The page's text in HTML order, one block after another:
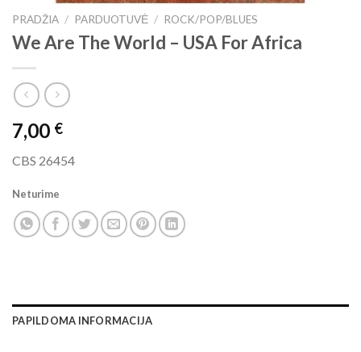
PRADŽIA / PARDUOTUVĖ / ROCK/POP/BLUES
We Are The World ‎– USA For Africa
7,00 €
CBS 26454
Neturime
PAPILDOMA INFORMACIJA